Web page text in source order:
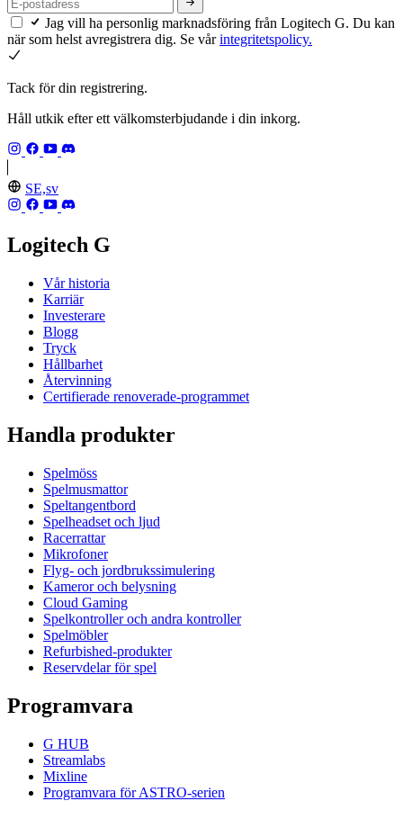
Jag vill ha personlig marknadsföring från Logitech G. Du kan
när som helst avregistrera dig. Se vårintegritetspolicy.
Tack för din registrering.
Håll utkik efter ett välkomsterbjudande i din inkorg.
SE,sv
Logitech G
Vår historia
Karriär
Investerare
Blogg
Tryck
Hållbarhet
Återvinning
Certifierade renoverade-programmet
Handla produkter
Spelmöss
Spelmusmattor
Speltangentbord
Spelheadset och ljud
Racerrattar
Mikrofoner
Flyg- och jordbrukssimulering
Kameror och belysning
Cloud Gaming
Spelkontroller och andra kontroller
Spelmöbler
Refurbished-produkter
Reservdelar för spel
Programvara
G HUB
Streamlabs
Mixline
Programvara för ASTRO-serien